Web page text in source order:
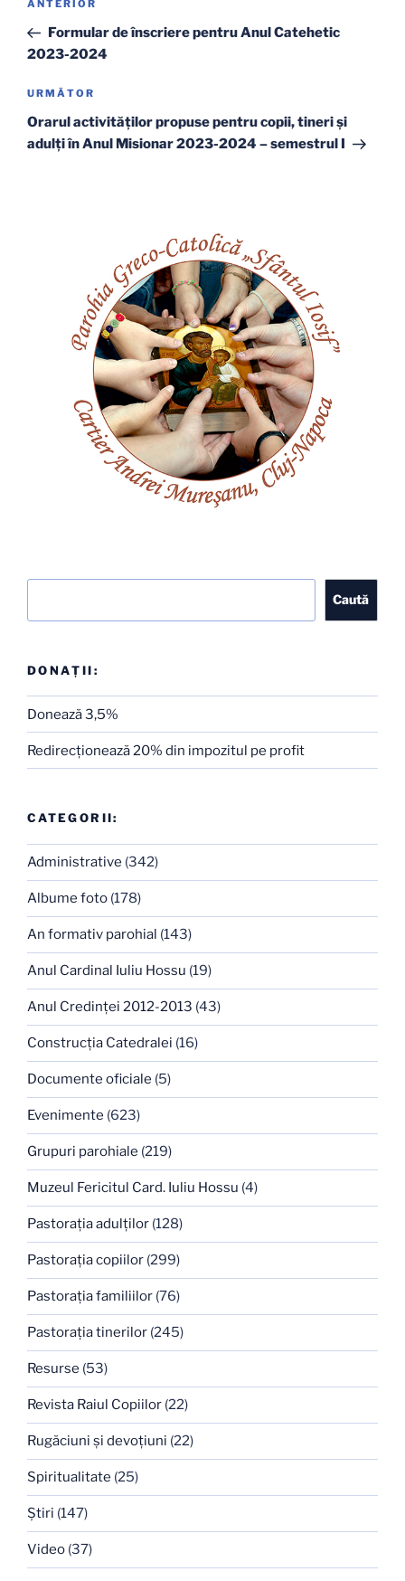
articole
Articolul
anterior
ANTERIOR
Formular de înscriere pentru Anul Catehetic
2023-2024
Articolul
următor
URMĂTOR
Orarul activităților propuse pentru copii, tineri și
adulți în Anul Misionar 2023-2024 – semestrul I
Caută
DONAȚII:
Donează 3,5%
Redirecţionează 20% din impozitul pe profit
CATEGORII:
Administrative (342)
Albume foto (178)
An formativ parohial (143)
Anul Cardinal Iuliu Hossu (19)
Anul Credinţei 2012-2013 (43)
Construcţia Catedralei (16)
Documente oficiale (5)
Evenimente (623)
Grupuri parohiale (219)
Muzeul Fericitul Card. Iuliu Hossu (4)
Pastoraţia adulţilor (128)
Pastoraţia copiilor (299)
Pastoraţia familiilor (76)
Pastoraţia tinerilor (245)
Resurse (53)
Revista Raiul Copiilor (22)
Rugăciuni şi devoţiuni (22)
Spiritualitate (25)
Ştiri (147)
Video (37)